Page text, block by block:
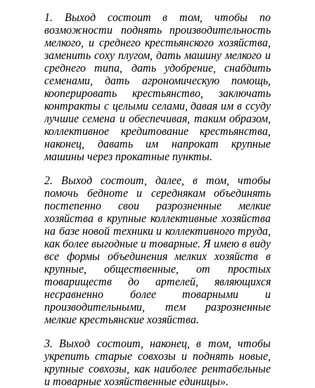
1. Выход состоит в том, чтобы по
возможности поднять производительность
мелкого, и среднего крестьянского хозяйства,
заменить соху плугом, дать машину мелкого и
среднего типа, дать удобрение, снабдить
семенами, дать агрономическую помощь,
кооперировать крестьянство, заключать
контракты с целыми селами, давая им в ссуду
лучшие семена и обеспечивая, таким образом,
коллективное кредитование крестьянства,
наконец, давать им напрокат крупные
машины через прокатные пункты.
2. Выход состоит, далее, в том, чтобы
помочь бедноте и середнякам объединять
постепенно свои разрозненные мелкие
хозяйства в крупные коллективные хозяйства
на базе новой техники и коллективного труда,
как более выгодные и товарные. Я имею в виду
все формы объединения мелких хозяйств в
крупные, общественные, от простых
товариществ до артелей, являющихся
несравненно более товарными и
производительными, тем разрозненные
мелкие крестьянские хозяйства.
3. Выход состоит, наконец, в том, чтобы
укрепить старые совхозы и поднять новые,
крупные совхозы, как наиболее рентабельные
и товарные хозяйственные единицы».